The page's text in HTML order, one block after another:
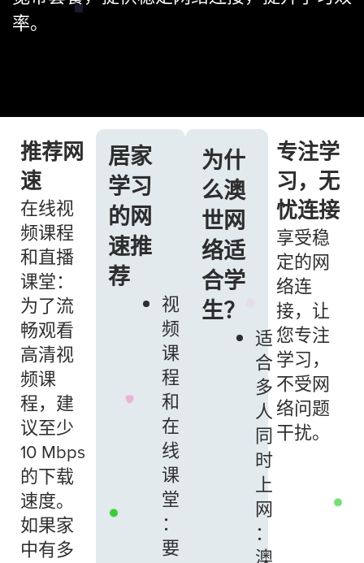
率。
推荐网
速
在线视
频课程
和直播
课堂：
为了流
畅观看
高清视
频课
程，建
议至少
10 Mbps
的下载
速度。
如果家
中有多
居家
学习
的网
速推
荐
视
频
课
程
和
在
线
课
堂
：
要
为什
么澳
世网
络适
合学
生？
适
合
多
人
同
时
上
网
：
澳
专注学
习，无
忧连接
享受稳
定的网
络连
接，让
您专注
学习，
不受网
络问题
干扰。